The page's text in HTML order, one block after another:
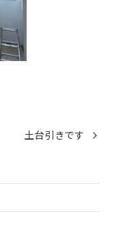
土台引きです